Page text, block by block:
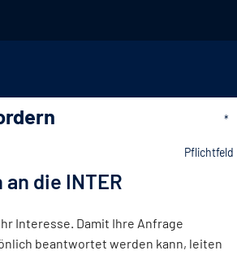
*
Pflichtfeld
die INTER
Interesse. Damit Ihre Anfrage
beantwortet werden kann, leiten